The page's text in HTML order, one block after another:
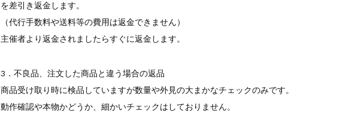
を差引き返金します。
（代行手数料や送料等の費用は返金できません）
主催者より返金されましたらすぐに返金します。
3．不良品、注文した商品と違う場合の返品
商品受け取り時に検品していますが数量や外見の大まかなチェックのみです。
動作確認や本物かどうか、細かいチェックはしておりません。